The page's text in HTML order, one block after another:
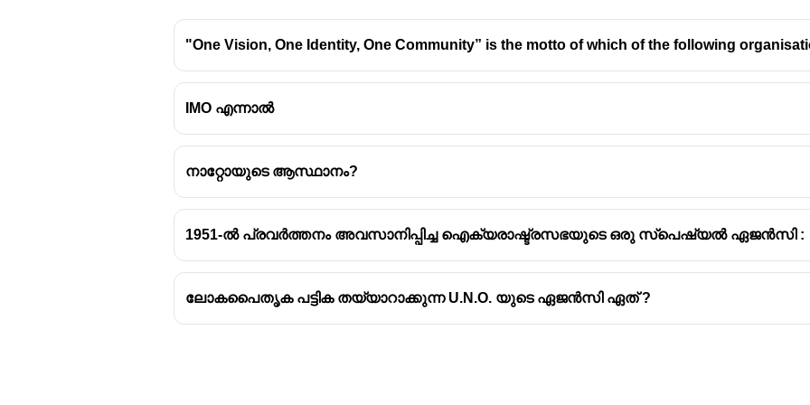
"One Vision, One Identity, One Community” is the motto of which of the following
IMO എന്നാൽ
നാറ്റോയുടെ ആസ്ഥാനം?
1951-ൽ പ്രവർത്തനം അവസാനിപ്പിച്ച ഐക്യരാഷ്ട്രസഭയുടെ ഒരു സ്പെഷ്യൽ ഏജൻസി :
ലോകപൈതൃക പട്ടിക തയ്യാറാക്കുന്ന U.N.O. യുടെ ഏജൻസി ഏത് ?